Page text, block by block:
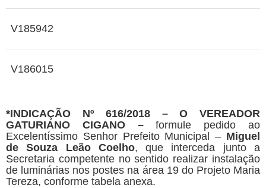
V185942
V186015
*INDICAÇÃO Nº 616/2018 –O VEREADOR
GATURIANO CIGANO–formule pedido ao
Excelentíssimo Senhor Prefeito Municipal – Miguel
de Souza Leão Coelho, que interceda junto a
Secretaria competente no sentido realizar instalação
de luminárias nos postes na área 19 do Projeto Maria
Tereza, conforme tabela anexa.